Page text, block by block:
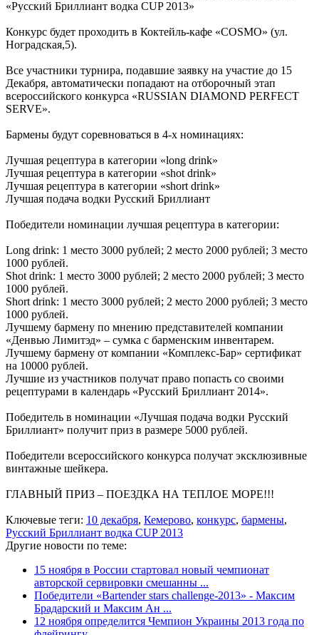
«Русский Бриллиант водка CUP 2013»
Конкурс будет проходить в Коктейль-кафе «COSMO» (ул.
Ноградская,5).
Все участники турнира, подавшие заявку на участие до 15
Декабря, автоматически попадают на отборочный этап
всероссийского конкурса «RUSSIAN DIAMOND PERFECT
SERVE».
Бармены будут соревноваться в 4-х номинациях:
Лучшая рецептура в категории «long drink»
Лучшая рецептура в категории «shot drink»
Лучшая рецептура в категории «short drink»
Лучшая подача водки Русский Бриллиант
Победители номинации лучшая рецептура в категории:
Long drink: 1 место 3000 рублей; 2 место 2000 рублей; 3 место
1000 рублей.
Shot drink: 1 место 3000 рублей; 2 место 2000 рублей; 3 место
1000 рублей.
Short drink: 1 место 3000 рублей; 2 место 2000 рублей; 3 место
1000 рублей.
Лучшему бармену по мнению представителей компании
«Денвью Лимитэд» – сумка с барменским инвентарем.
Лучшему бармену от компании «Комплекс-Бар» сертификат
на 10000 рублей.
Лучшие из участников получат право попасть со своими
рецептурами в календарь «Русский Бриллиант 2014».
Победитель в номинации «Лучшая подача водки Русский
Бриллиант» получит приз в размере 5000 рублей.
Победители всероссийского конкурса получат эксклюзивные
винтажные шейкера.
ГЛАВНЫЙ ПРИЗ – ПОЕЗДКА НА ТЕПЛОЕ МОРЕ!!!
Ключевые теги: 10 декабря, Кемерово, конкурс, бармены,
Русский Бриллиант водка CUP 2013
Другие новости по теме:
15 ноября в России стартовал новый чемпионат
авторской сервировки смешанны ...
Победители «Bartender stars challenge-2013» - Максим
Брадарский и Максим Ан ...
12 ноября определится Чемпион Украины 2013 года по